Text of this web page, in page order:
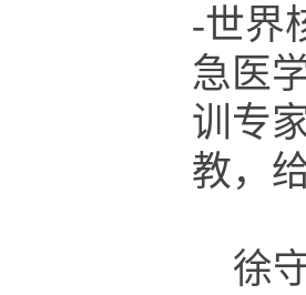
-世界
急医
训专
教，
徐